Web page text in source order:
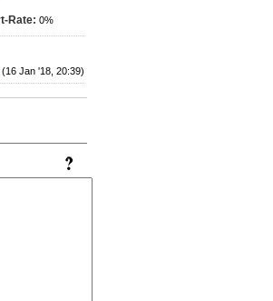
Rate: 0%
(16 Jan '18, 20:39)